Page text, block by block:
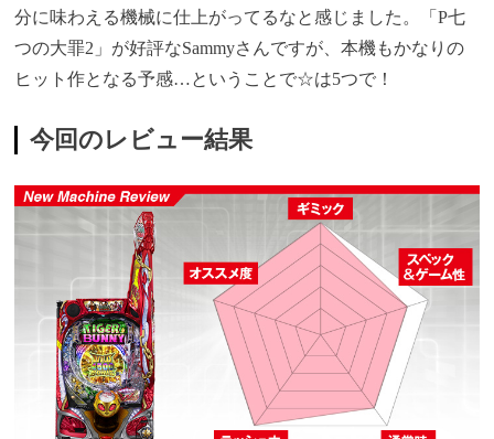
分に味わえる機械に仕上がってるなと感じました。「P七
つの大罪2」が好評なSammyさんですが、本機もかなりの
ヒット作となる予感…ということで☆は5つで！
今回のレビュー結果